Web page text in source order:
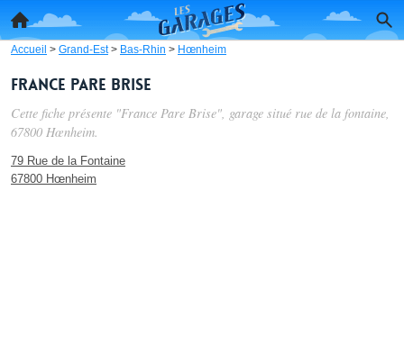
Accueil > Grand-Est> Bas-Rhin > Hœnheim
France Pare Brise
Cette fiche présente "France Pare Brise", garage situé rue de la fontaine,
67800 Hœnheim.
79 Rue de la Fontaine
67800 Hœnheim